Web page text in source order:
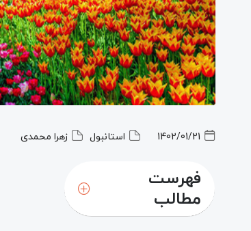
1402/01/21 استانبول زهرا محمدی
فهرست
مطالب